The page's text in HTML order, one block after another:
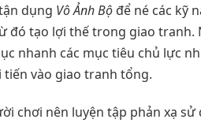
dụng Vô Ảnh Bộ để né các kỹ
đó tạo lợi thế trong giao
nhanh các mục tiêu chủ lực
tiến vào giao tranh tổng.
chơi nên luyện tập phản xạ sử